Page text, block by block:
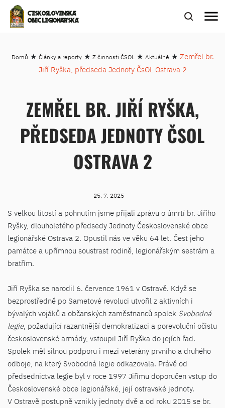
ČESKOSLOVENSKÁ
OBEC LEGIONÁŘSKÁ
menu
Domů ★ Články a reporty★ Z činnosti ČSOL★ Aktuálně ★ Zemřel br.
Jiří Ryška, předseda Jednoty ČsOL Ostrava 2
ZEMŘEL BR. JIŘÍ RYŠKA,
PŘEDSEDA JEDNOTY ČSOL
OSTRAVA 2
25. 7. 2025
S velkou lítostí a pohnutím jsme přijali zprávu o úmrtí br. Jiřího
Ryšky, dlouholetého předsedy Jednoty Československé obce
legionářské Ostrava 2. Opustil nás ve věku 64 let. Čest jeho
památce a upřímnou soustrast rodině, legionářským sestrám a
bratřím.
Jiří Ryška se narodil 6. července 1961 v Ostravě. Když se
bezprostředně po Sametové revoluci utvořil z aktivních i
bývalých vojáků a občanských zaměstnanců spolek Svobodná
legie, požadující razantnější demokratizaci a porevoluční očistu
československé armády, vstoupil Jiří Ryška do jejích řad.
Spolek měl silnou podporu i mezi veterány prvního a druhého
odboje, na který Svobodná legie odkazovala. Právě od
předsednictva legie byl v roce 1997 Jiřímu doporučen vstup do
Československé obce legionářské, její ostravské jednoty.
V Ostravě postupně vznikly jednoty dvě a od roku 2015 se br.